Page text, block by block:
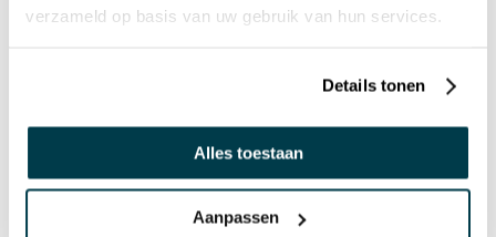
verzameld op basis van uw gebruik van hun services.
Details tonen
Alles toestaan
Aanpassen